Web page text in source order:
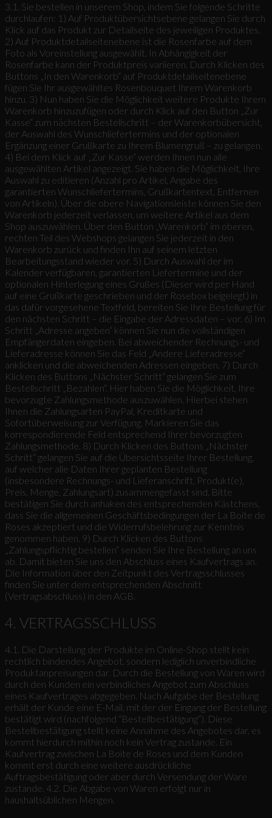
3.1. Sie bestellen in unserem Shop, indem Sie folgende Schritte
durchlaufen: 1) Auf Produktübersichtsebene gelangen Sie durch
Klick auf das Produkt zur Detailseite des jeweiligen Produktes.
2) Auf Produktdetailseitenebene ist die Rosenfarbe auf dem
Foto als Voreinstellung ausgewählt. In Abhängigkeit der
Rosenfarbe kann der Produktpreis variieren. Durch Klicken des
Buttons „In den Warenkorb“ auf Produktdetailseitenebene
fügen Sie Ihr ausgewähltes Rosenbouquet Ihrem Warenkorb
hinzu. 3) Nun haben Sie die Möglichkeit weitere Produkte Ihrem
Warenkorb hinzuzufügen oder durch Klick auf den Button „Zur
Kasse“ zum nächsten Bestellschritt – der Warenkorbübersicht,
der Auswahl des Wunschliefertermins und der optionalen
Ergänzung einer Grußkarte zu Ihrem Blumengruß – zu gelangen.
4) Bei dem Klick auf „Zur Kasse“ werden Ihnen nun alle
ausgewählten Artikel angezeigt. Sie haben die Möglichkeit, Ihre
Auswahl zu editieren (Anzahl pro Artikel, Angabe des
garantierten Wunschliefertermins, Grußkartentext, Entfernen
von Artikeln). Über die obere Navigationsleiste können Sie den
Warenkorb jederzeit verlassen, um weitere Artikel aus dem
Shop auszuwählen. Über den Button „Warenkorb“ im oberen,
rechten Teil des Webshops gelangen Sie jederzeit in den
Warenkorb zurück und finden Ihn auf seinem letzten
Bearbeitungsstand wieder vor. 5) Durch Auswahl der im
Kalender verfügbaren, garantierten Liefertermine und der
optionalen Hinterlegung eines Grußes (Dieser wird per Hand
auf eine Grußkarte geschrieben und der Rosebox beigelegt) in
das dafür vorgesehene Textfeld, bereiten Sie Ihre Bestellung für
den nächsten Schritt – die Eingabe der Adressdaten – vor. 6) Im
Schritt „Adresse angeben“ können Sie nun die vollständigen
Empfängerdaten eingeben. Bei abweichender Rechnungs- und
Lieferadresse können Sie das Feld „Andere Lieferadresse“
anklicken und die abweichenden Adressen eingeben. 7) Durch
Klicken des Buttons „Nächster Schritt“ gelangen Sie zum
Bestellschritt „Bezahlen“. Hier haben Sie die Möglichkeit, Ihre
bevorzugte Zahlungsmethode auszuwählen. Hierbei stehen
Ihnen die Zahlungsarten PayPal, Kreditkarte und
Sofortüberweisung zur Verfügung. Markieren Sie das
korrespondierende Feld entsprechend Ihrer bevorzugten
Zahlungsmethode. 8) Durch Klicken des Buttons „Nächster
Schritt“ gelangen Sie auf die Übersichtsseite Ihrer Bestellung,
auf welcher alle Daten Ihrer geplanten Bestellung
(insbesondere Rechnungs- und Lieferanschrift, Produkt(e),
Preis, Menge, Zahlungsart) zusammengefasst sind. Bitte
bestätigen Sie durch anhaken des entsprechenden Kästchens,
dass Sie die allgemeinen Geschäftsbedingungen der La Boite de
Roses akzeptiert und die Widerrufsbelehrung zur Kenntnis
genommen haben. 9) Durch Klicken des Buttons
„Zahlungspflichtig bestellen“ senden Sie Ihre Bestellung an uns
ab. Damit bieten Sie uns den Abschluss eines Kaufvertrags an.
Die Information über den Zeitpunkt des Vertragsschlusses
finden Sie unter dem entsprechenden Abschnitt
(Vertragsabschluss) in den AGB.
4. VERTRAGSSCHLUSS
4.1. Die Darstellung der Produkte im Online-Shop stellt kein
rechtlich bindendes Angebot, sondern lediglich unverbindliche
Produktanpreisungen dar. Durch die Bestellung von Waren wird
durch den Kunden ein verbindliches Angebot zum Abschluss
eines Kaufvertrages abgegeben. Nach Aufgabe der Bestellung
erhält der Kunde eine E-Mail, mit der der Eingang der Bestellung
bestätigt wird (nachfolgend “Bestellbestätigung“). Diese
Bestellbestätigung stellt keine Annahme des Angebotes dar, es
kommt hierdurch mithin noch kein Vertrag zustande. Ein
Kaufvertrag zwischen La Boite de Roses und dem Kunden
kommt erst durch eine weitere ausdrückliche
Auftragsbestätigung oder aber durch Versendung der Ware
zustande. 4.2. Die Abgabe von Waren erfolgt nur in
haushaltsüblichen Mengen.